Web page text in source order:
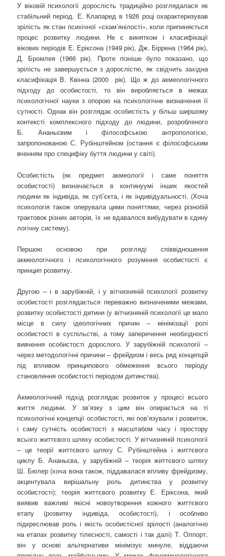
У віковій психології дорослість традиційно розглядалася як
стабільний період. Е. Клапаред в 1926 році охарактеризував
зрілість як стан психічної «скам’янілості», коли припиняється
процес розвитку людини. Не є винятком і класифікації
вікових періодів Е. Еріксона (1949 рік), Дж. Біррена (1964 рік),
Д. Бромлея (1966 рік). Проте пізніше було показано, що
зрілість не завершується з дорослістю, як свідчить західна
класифікація В. Квінна (2000 рік). Що ж до акмеологічного
підходу до особистості, то він виробляється в межах
психологічної науки з опорою на психологічне визначення її
сутності. Однак він розглядає особистість у більш ширшому
контексті комплексного підходу до людини, розробленого
Б. Ананьєвим і філософською антропологією,
запропонованою С. Рубінштейном (остання є філософським
вченням про специфіку буття людини у світі).
Особистість (як предмет акмеології і саме поняття
особистості) визначається в континуумі інших якостей
людини як індивіда, як суб’єкта, і як індивідуальності. (Хоча
психологія також оперувала цими поняттями, через різнобій
трактовок різних авторів, їх не вдавалося вибудувати в єдину
логічну систему).
Першою основою при розгляді співвідношення
акмеологічного і психологічного розуміння особистості є
принцип розвитку.
Другою – і в зарубіжній, і у вітчизняній психології розвитку
особистості розглядається переважно визначеними межами,
розвитку особистості дитини (у вітчизняній психології це мало
місце в силу ідеологічних причин – мінімізації ролі
особистості в суспільстві, а тому заперечення необхідності
вивчення особистості дорослого. У зарубіжній психології –
через методологічні причини – фрейдизм і весь ряд концепцій
під впливом принципового обмеження всього періоду
становлення особистості періодом дитинства).
Акмеологічний підхід розглядає розвиток у процесі всього
життя людини. У зв’язку з цим він опирається на ті
психологічні концепції особистості, які пов’язували і розвиток,
і саму сутність особистості з масштабом часу і простору
всього життєвого шляху особистості. У вітчизняній психології
– це теорії життєвого шляху С. Рубінштейна і життєвого
циклу Б. Ананьєва, у зарубіжній – теорія життєвого шляху
Ш. Бюлер (хоча вона також, піддавалася впливу фрейдизму,
акцентувала вирішальну роль дитинства у розвитку
особистості); теорія життєвого розвитку Е. Еріксона, який
виявив важливі якісні новоутворення кожного життєвого
етапу (розвитку індивіда, особистості), і особливо
підкреслював роль і якість особистісної зрілості (аналогічно
на етапах розвитку тілесності, самості і так далі) Т. Олпорт,
він у основі альтернативи мінімізує минуле, віддаючи